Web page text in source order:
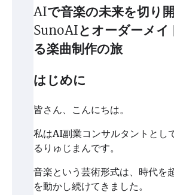
AIで音楽の未来を切り
SunoAIとオーダーメイ
る楽曲制作の旅
はじめに
皆さん、こんにちは。
私はAI副業コンサルタントとし
るりゅじまんです。
音楽という芸術形式は、時代を
を動かし続けてきました。